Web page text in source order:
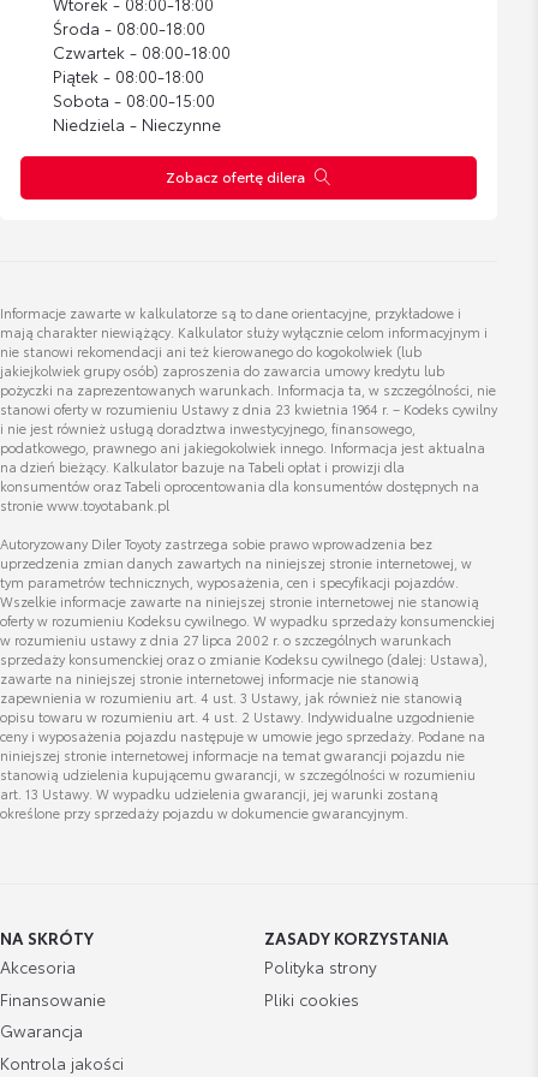
434,78 zł
Wykładzina ochronna tylnych siedzeń
Cena brutto
Dywaniki welurowe 520gr
Cena brutto
373,50 zł Zobacz szczegóły
Wykładzina ochronna tylnych siedzeń
Cena brutto
356,15 zł
Dywaniki welurowe 830gr
Cena brutto
491,62 zł Zobacz szczegóły
Nakrętki antykradzieżowe - chromowane
Cena brutto
332,81 zł Zobacz szczegóły
Wyświetl numer
jagoda.zareba@toyotabielsko.pl
Wyświetl numer
iwona.zarajczyk-las@toyotabielsko.pl
Anna Pietrzak
Wyświetl numer
anna.pietrzak@toyotawola.pl
Sławomir Skwarek
IT
IT
Środa - 08:00-18:00
Czwartek - 08:00-18:00
Piątek - 08:00-18:00
Sobota - 08:00-15:00
Niedziela - Nieczynne
Zobacz ofertę dilera
Informacje zawarte w kalkulatorze są to dane orientacyjne, przykładowe i
mają charakter niewiążący. Kalkulator służy wyłącznie celom informacyjnym i
nie stanowi rekomendacji ani też kierowanego do kogokolwiek (lub
jakiejkolwiek grupy osób) zaproszenia do zawarcia umowy kredytu lub
pożyczki na zaprezentowanych warunkach. Informacja ta, w szczególności, nie
stanowi oferty w rozumieniu Ustawy z dnia 23 kwietnia 1964 r. – Kodeks cywilny
i nie jest również usługą doradztwa inwestycyjnego, finansowego,
podatkowego, prawnego ani jakiegokolwiek innego. Informacja jest aktualna
na dzień bieżący. Kalkulator bazuje na Tabeli opłat i prowizji dla
konsumentów oraz Tabeli oprocentowania dla konsumentów dostępnych na
stronie www.toyotabank.pl
Autoryzowany Diler Toyoty zastrzega sobie prawo wprowadzenia bez
uprzedzenia zmian danych zawartych na niniejszej stronie internetowej, w
tym parametrów technicznych, wyposażenia, cen i specyfikacji pojazdów.
Wszelkie informacje zawarte na niniejszej stronie internetowej nie stanowią
oferty w rozumieniu Kodeksu cywilnego. W wypadku sprzedaży konsumenckiej
w rozumieniu ustawy z dnia 27 lipca 2002 r. o szczególnych warunkach
sprzedaży konsumenckiej oraz o zmianie Kodeksu cywilnego (dalej: Ustawa),
zawarte na niniejszej stronie internetowej informacje nie stanowią
zapewnienia w rozumieniu art. 4 ust. 3 Ustawy, jak również nie stanowią
opisu towaru w rozumieniu art. 4 ust. 2 Ustawy. Indywidualne uzgodnienie
ceny i wyposażenia pojazdu następuje w umowie jego sprzedaży. Podane na
niniejszej stronie internetowej informacje na temat gwarancji pojazdu nie
stanowią udzielenia kupującemu gwarancji, w szczególności w rozumieniu
art. 13 Ustawy. W wypadku udzielenia gwarancji, jej warunki zostaną
określone przy sprzedaży pojazdu w dokumencie gwarancyjnym.
NA SKRÓTY
Akcesoria
Finansowanie
Gwarancja
Kontrola jakości
ZASADY KORZYSTANIA
Polityka strony
Pliki cookies